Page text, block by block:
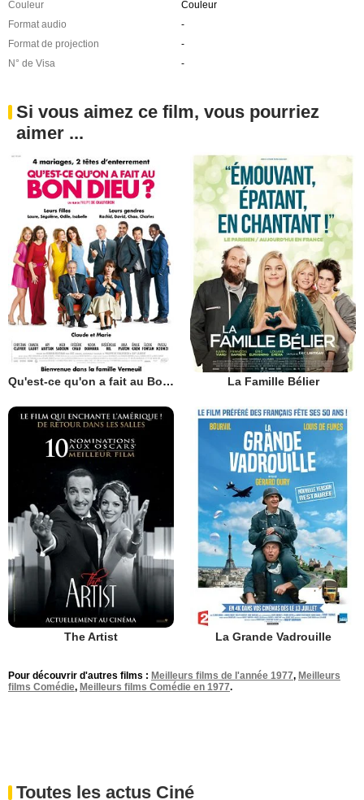
Couleur
Couleur
Format audio
-
Format de projection
-
N° de Visa
-
Si vous aimez ce film, vous pourriez
aimer ...
Qu'est-ce qu'on a fait au Bon Dieu? La Famille Bélier
The Artist La Grande Vadrouille
Pour découvrir d'autres films : Meilleurs films de l'année 1977, Meilleurs
films Comédie, Meilleurs films Comédie en 1977.
Toutes les actus Ciné